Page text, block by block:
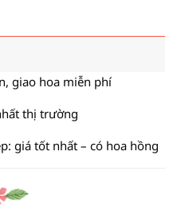
giao hoa miễn phí
thị trường
giá tốt nhất – có hoa hồng